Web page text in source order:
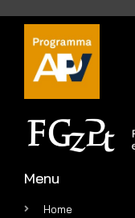
Menu
Home